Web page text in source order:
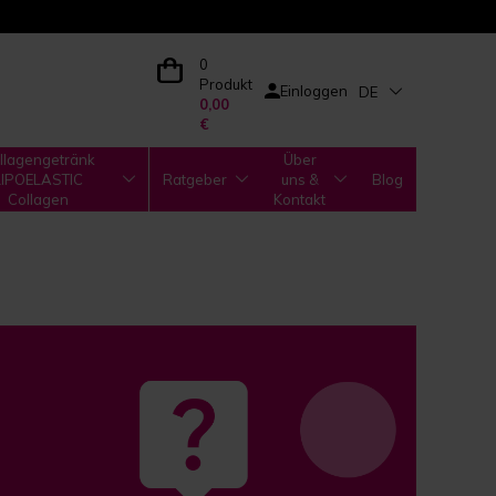
0
Produkt
0,00
€
Einloggen DE
Collagen
Ratgeber
Über
uns &
Kontakt
Blog